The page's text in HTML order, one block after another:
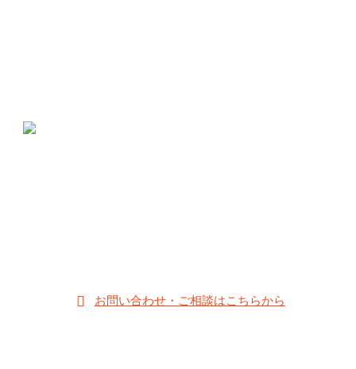
お問い合わせ・ご相談はこちらから